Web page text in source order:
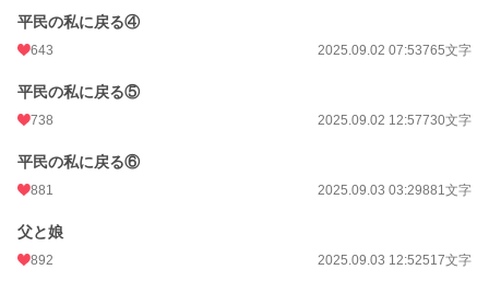
平民の私に戻る④
643 2025.09.02 07:53765文字
平民の私に戻る⑤
738 2025.09.02 12:57730文字
平民の私に戻る⑥
881 2025.09.03 03:29881文字
父と娘
892 2025.09.03 12:52517文字